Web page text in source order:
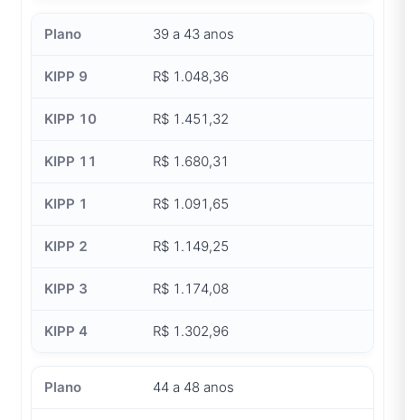
39 a 43 anos
R$ 1.048,36
R$ 1.451,32
R$ 1.680,31
R$ 1.091,65
R$ 1.149,25
R$ 1.174,08
R$ 1.302,96
44 a 48 anos